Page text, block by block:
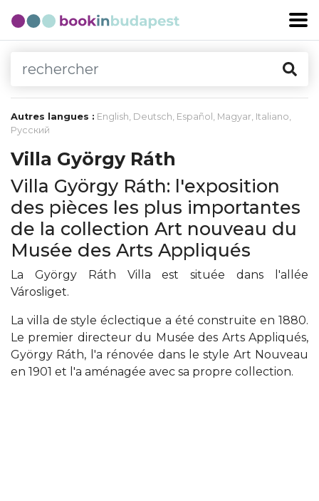
Autres langues : English, Deutsch, Español , Magyar, Italiano,
Русский
Villa György Ráth
Villa György Ráth: l'exposition
des pièces les plus importantes
de la collection Art nouveau du
Musée des Arts Appliqués
La György Ráth Villa est située dans l'allée
Városliget.
La villa de style éclectique a été construite en 1880.
Le premier directeur du Musée des Arts Appliqués,
György Ráth, l'a rénovée dans le style Art Nouveau
en 1901 et l'a aménagée avec sa propre collection.